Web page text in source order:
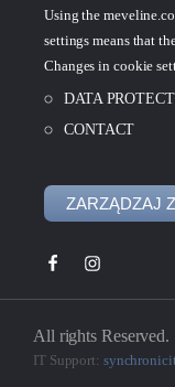
Using the
settings means that
Changes in cookie
DATA
CONTACT
ZARZĄDZAJ
All rights Reserved.
IT Support: